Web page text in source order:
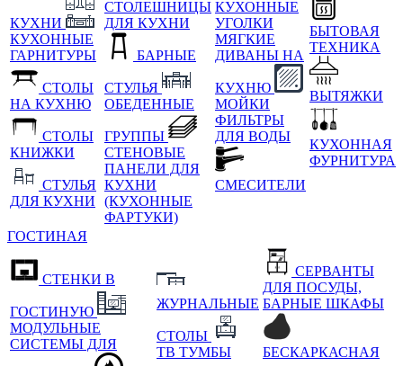
КУХНИ
КУХОННЫЕ
ГАРНИТУРЫ
СТОЛЫ
НА КУХНЮ
СТОЛЫ
КНИЖКИ
СТУЛЬЯ
ДЛЯ КУХНИ
СТОЛЕШНИЦЫ
ДЛЯ КУХНИ
БАРНЫЕ
СТУЛЬЯ
ОБЕДЕННЫЕ
ГРУППЫ
СТЕНОВЫЕ
ПАНЕЛИ ДЛЯ
КУХНИ
(КУХОННЫЕ
ФАРТУКИ)
КУХОННЫЕ
УГОЛКИ
МЯГКИЕ
ДИВАНЫ НА
КУХНЮ
МОЙКИ
ФИЛЬТРЫ
ДЛЯ ВОДЫ
СМЕСИТЕЛИ
БЫТОВАЯ
ТЕХНИКА
ВЫТЯЖКИ
КУХОННАЯ
ФУРНИТУРА
ГОСТИНАЯ
СТЕНКИ В
ГОСТИНУЮ
МОДУЛЬНЫЕ
СИСТЕМЫ ДЛЯ
ЖУРНАЛЬНЫЕ
СТОЛЫ
ТВ ТУМБЫ
СЕРВАНТЫ
ДЛЯ ПОСУДЫ,
БАРНЫЕ ШКАФЫ
БЕСКАРКАСНАЯ